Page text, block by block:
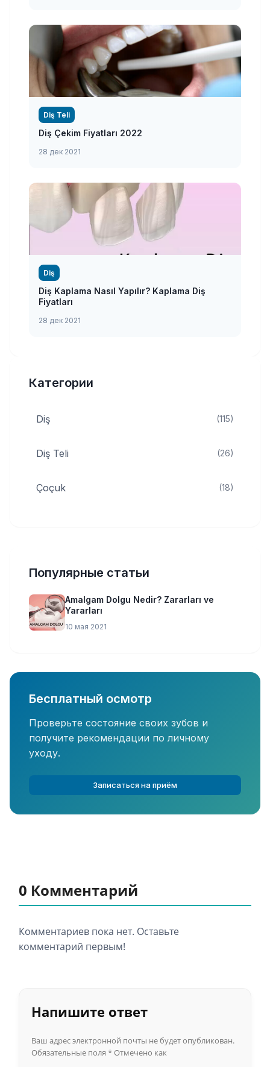
Diş Teli
Diş Çekim Fiyatları 2022
28 дек 2021
Diş
Diş Kaplama Nasıl Yapılır? Kaplama Diş
Fiyatları
28 дек 2021
Категории
Diş (115)
Diş Teli (26)
Çoçuk (18)
Популярные статьи
Amalgam Dolgu Nedir? Zararları ve
Yararları
10 мая 2021
Бесплатный осмотр
Проверьте состояние своих зубов и
получите рекомендации по личному
уходу.
Записаться на приём
0 Комментарий
Комментариев пока нет. Оставьте
комментарий первым!
Напишите ответ
Ваш адрес электронной почты не будет опубликован.
Обязательные поля *Отмечено как